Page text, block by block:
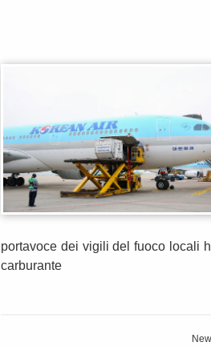
portavoce dei vigili del fuoco locali
carburante